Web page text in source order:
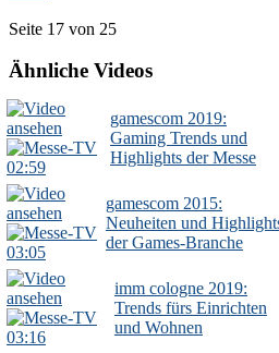
Seite 17 von 25
Ähnliche Videos
02:59
gamescom 2019:
Gaming Trends und
Highlights der Messe
03:05
gamescom 2015:
Neuheiten und
der Games-Branche
03:16
imm cologne 2019:
Trends fürs Einrichten
und Wohnen